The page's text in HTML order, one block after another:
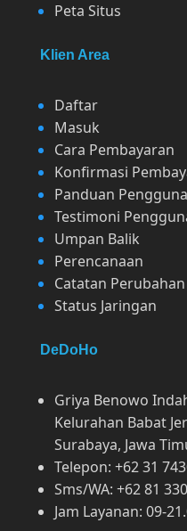
Peta Situs
Klien Area
Daftar
Masuk
Cara Pembayaran
Konfirmasi
Panduan Pengguna
Testimoni
Umpan Balik
Perencanaan
Catatan Perubahan
Status Jaringan
DeDoHo
Griya Benowo
Kelurahan Babat
Surabaya, Jawa
Telepon: +62 31
Sms/WA: +62 81
Jam Layanan: 09-